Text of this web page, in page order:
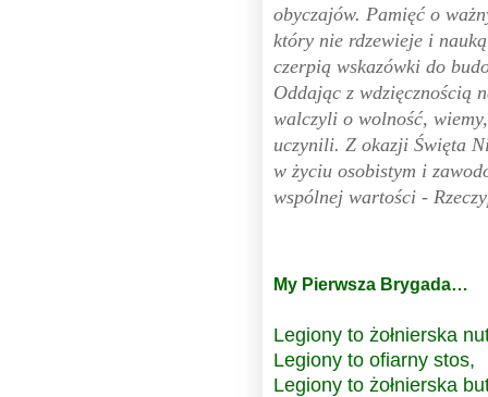
obyczajów. Pamięć o
który nie rdzewieje i
czerpią wskazówki do
Oddając z wdzięcznością
walczyli o wolność,
uczynili. Z okazji Święta
w życiu osobistym i
wspólnej wartości -
My Pierwsza Brygada…
Legiony to żołnierska
Legiony to ofiarny stos,
Legiony to żołnierska